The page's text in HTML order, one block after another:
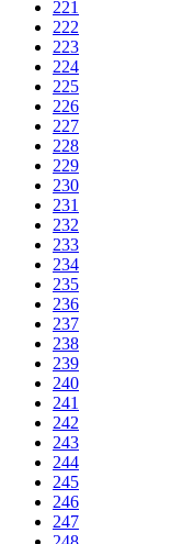
221
222
223
224
225
226
227
228
229
230
231
232
233
234
235
236
237
238
239
240
241
242
243
244
245
246
247